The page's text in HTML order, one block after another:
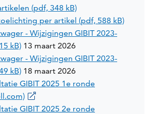
(pdf, 348 kB)
per artikel (pdf, 588 kB)
- Wijzigingen GIBIT 2023-
kB) 13 maart 2026
- Wijzigingen GIBIT 2023-
kB) 18 maart 2026
GIBIT 2025 1e ronde
GIBIT 2025 2e ronde